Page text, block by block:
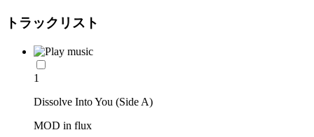
トラックリスト
1
Dissolve Into You (Side A)
MOD in flux